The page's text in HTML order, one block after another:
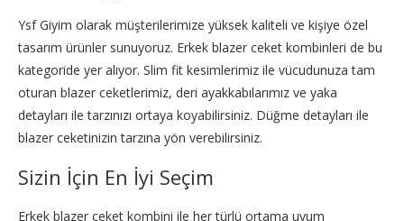
Ysf Giyim olarak müşterilerimize yüksek kaliteli ve kişiye özel
tasarım ürünler sunuyoruz. Erkek blazer ceket kombinleri de bu
kategoride yer alıyor. Slim fit kesimlerimiz ile vücudunuza tam
oturan blazer ceketlerimiz, deri ayakkabılarımız ve yaka
detayları ile tarzınızı ortaya koyabilirsiniz. Düğme detayları ile
blazer ceketinizin tarzına yön verebilirsiniz.
Sizin İçin En İyi Seçim
Erkek blazer ceket kombini ile her türlü ortama uyum